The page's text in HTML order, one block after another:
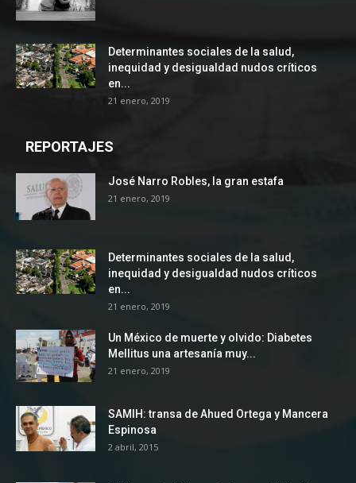
Determinantes sociales de la salud,
inequidad y desigualdad nudos críticos
en...
21 enero, 2019
REPORTAJES
José Narro Robles, la gran estafa
21 enero, 2019
Determinantes sociales de la salud,
inequidad y desigualdad nudos críticos
en...
21 enero, 2019
Un México de muerte y olvido: Diabetes
Mellitus una artesanía muy...
21 enero, 2019
SAMIH: transa de Ahued Ortega y Mancera
Espinosa
2 abril, 2015